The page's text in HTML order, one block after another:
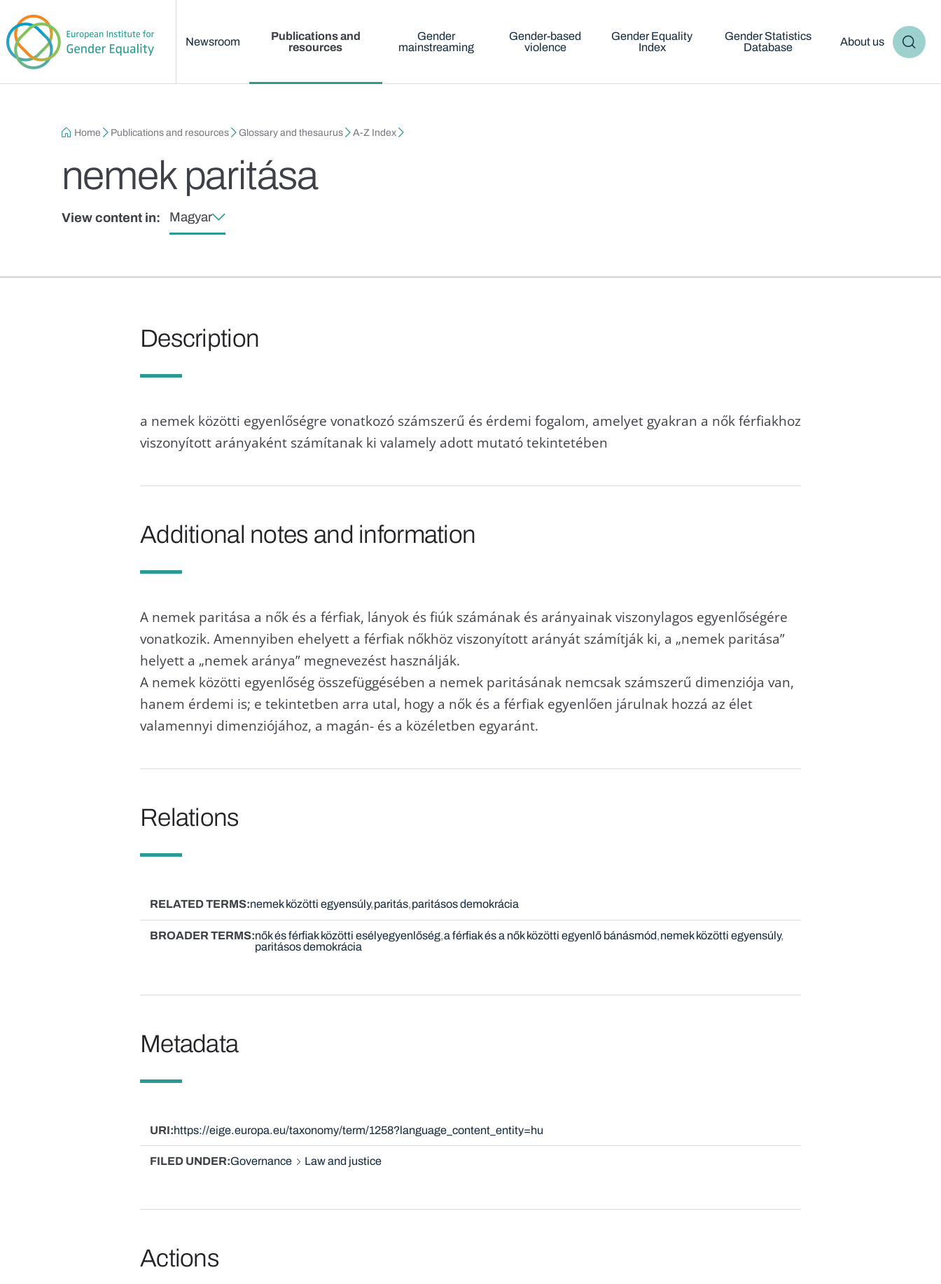
Newsroom
Publications and
resources
Gender
mainstreaming
Gender-based
violence
Gender Equality
Index
Gender Statistics
Database
About us
Breadcrumb
Home Publications and resources Glossary and thesaurus A-Z Index
nemek paritása
View content in: Magyar
Description
a nemek közötti egyenlőségre vonatkozó számszerű és érdemi fogalom, amelyet gyakran a nők férfiakhoz
viszonyított arányaként számítanak ki valamely adott mutató tekintetében
Additional notes and information
A nemek paritása a nők és a férfiak, lányok és fiúk számának és arányainak viszonylagos egyenlőségére
vonatkozik. Amennyiben ehelyett a férfiak nőkhöz viszonyított arányát számítják ki, a „nemek paritása”
helyett a „nemek aránya” megnevezést használják.
A nemek közötti egyenlőség összefüggésében a nemek paritásának nemcsak számszerű dimenziója van,
hanem érdemi is; e tekintetben arra utal, hogy a nők és a férfiak egyenlően járulnak hozzá az élet
valamennyi dimenziójához, a magán- és a közéletben egyaránt.
Relations
RELATED TERMS nemek közötti egyensúly paritás paritásos demokrácia
BROADER TERMS nők és férfiak közötti esélyegyenlőség a férfiak és a nők közötti egyenlő bánásmód nemek közötti egyensúly
paritásos demokrácia
Metadata
URI https://eige.europa.eu/taxonomy/term/1258?language_content_entity=hu
FILED UNDER Governance Law and justice
Actions